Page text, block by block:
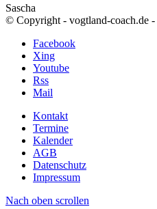
Sascha
© Copyright - vogtland-coach.de -
Facebook
Xing
Youtube
Rss
Mail
Kontakt
Termine
Kalender
AGB
Datenschutz
Impressum
Nach oben scrollen